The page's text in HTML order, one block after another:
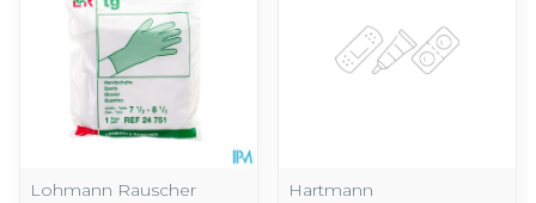
Lohmann Rauscher
Hartmann